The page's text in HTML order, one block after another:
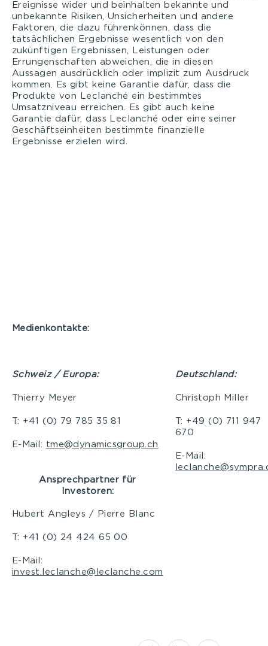
Ereignisse wider und beinhalten bekannte und
unbekannte Risiken, Unsicherheiten und andere
Faktoren, die dazu führenkönnen, dass die
tatsächlichen Ergebnisse wesentlich von den
zukünftigen Ergebnissen, Leistungen oder
Errungenschaften abweichen, die in diesen
Aussagen ausdrücklich oder implizit zum Ausdruck
kommen. Es gibt keine Garantie dafür, dass die
Produkte von Leclanché ein bestimmtes
Umsatzniveau erreichen. Es gibt auch keine
Garantie dafür, dass Leclanché oder eine seiner
Geschäftseinheiten bestimmte finanzielle
Ergebnisse erzielen wird.
Medienkontakte:
Schweiz / Europa:
Thierry Meyer
T: +41 (0) 79 785 35 81
E-Mail: tme@dynamicsgroup.ch
Deutschland:
Christoph Miller
T: +49 (0) 711 947
670
E-Mail:
Ansprechpartner für
Investoren:
Hubert Angleys / Pierre Blanc
T: +41 (0) 24 424 65 00
E-Mail:
invest.leclanche@leclanche.com